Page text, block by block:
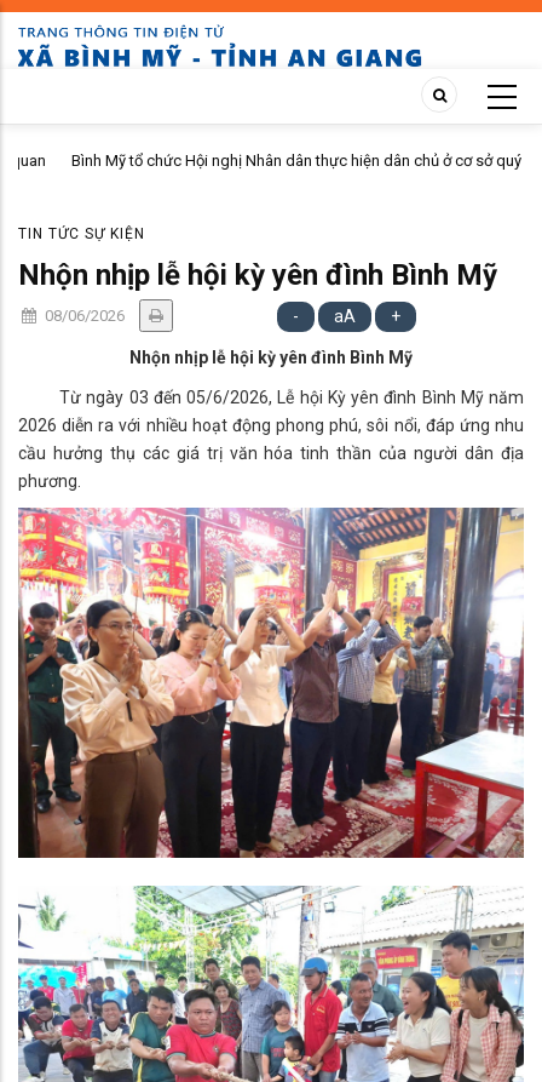
Skip
main
Bình Mỹ tổ chức Hội nghị Nhân dân thực hiện dân chủ ở cơ sở quý II
TIN TỨC SỰ KIỆN
Nhộn nhịp lễ hội kỳ yên đình Bình Mỹ
08/06/2026 - aA +
Nhộn nhịp lễ hội kỳ yên đình Bình Mỹ
Từ ngày 03 đến 05/6/2026, Lễ hội Kỳ yên đình Bình Mỹ năm
2026 diễn ra với nhiều hoạt động phong phú, sôi nổi, đáp ứng nhu
cầu hưởng thụ các giá trị văn hóa tinh thần của người dân địa
phương.